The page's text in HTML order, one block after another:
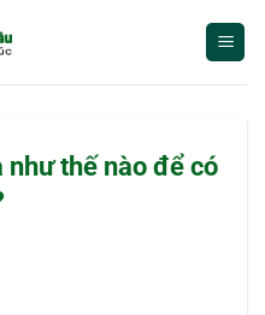
thế nào để có